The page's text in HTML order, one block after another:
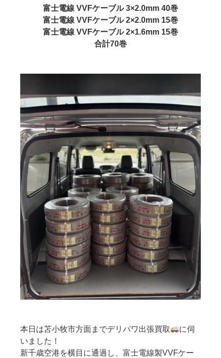
マイナーケーブル(13)
CVTケーブル(8)
CVケーブル(25)
富士電線 VVFケーブル 3×2.0mm 40巻
富士電線 VVFケーブル 2×2.0mm 15巻
富士電線 VVFケーブル 2×1.6mm 15巻
合計70巻
本日は苫小牧市方面までデリパワ出張買取
に伺
いました！
新千歳空港を横目に通過し、富士電線製VVFケー